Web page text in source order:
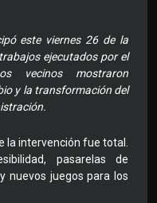
este viernes 26 de la
ejecutados por el
vecinos mostraron
y la transformación del
la intervención fue total.
pasarelas de
nuevos juegos para los